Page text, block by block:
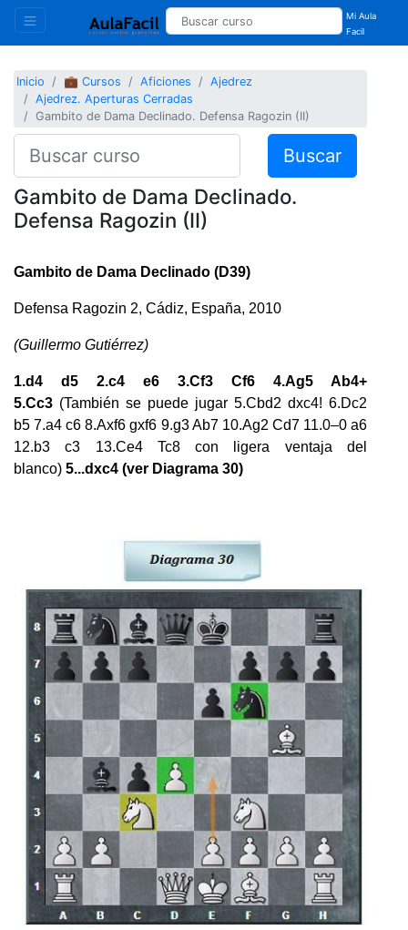
Mi Aula
Facil
Inicio 💼 Cursos Aficiones
Ajedrez
Ajedrez. Aperturas Cerradas
Gambito de Dama Declinado. Defensa Ragozin (II)
Buscar
Gambito de Dama Declinado.
Defensa Ragozin (II)
Gambito de Dama Declinado (D39)
Defensa Ragozin 2, Cádiz, España, 2010
(Guillermo Gutiérrez)
1.d4 d5 2.c4 e6 3.Cf3 Cf6 4.Ag5 Ab4+
5.Cc3 (También se puede jugar 5.Cbd2 dxc4! 6.Dc2
b5 7.a4 c6 8.Axf6 gxf6 9.g3 Ab7 10.Ag2 Cd7 11.0–0 a6
12.b3 c3 13.Ce4 Tc8 con ligera ventaja del
blanco) 5...dxc4 (ver Diagrama 30)